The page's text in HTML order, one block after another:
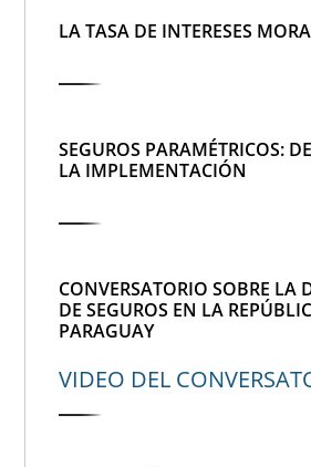
LA TASA DE INTERESES
SEGUROS PARAMÉTRICOS:
LA IMPLEMENTACIÓN
CONVERSATORIO SOBRE LA
DE SEGUROS EN LA
PARAGUAY
VIDEO DEL